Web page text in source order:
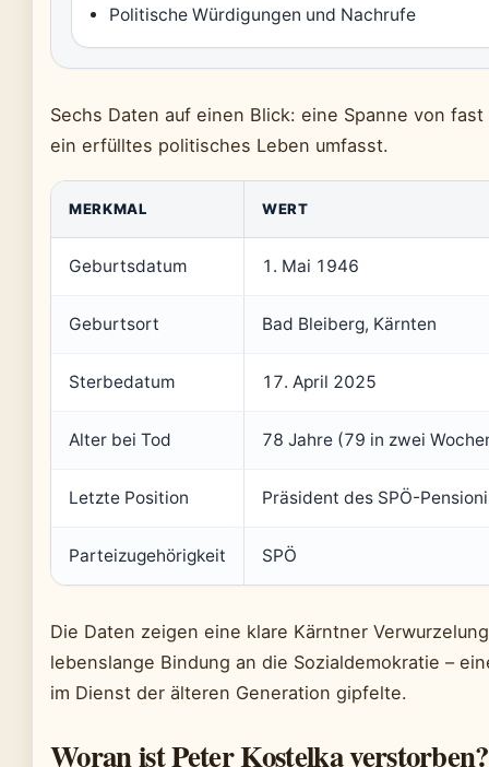
Politische Würdigungen und Nachrufe
Sechs Daten auf einen Blick: eine Spanne von
ein erfülltes politisches Leben umfasst.
MERKMAL WERT
Geburtsdatum 1. Mai 1946
Geburtsort Bad Bleiberg, Kärnten
Sterbedatum 17. April 2025
Alter bei Tod 78 Jahre (79 in zwei
Letzte Position Präsident des SPÖ-
Parteizugehörigkeit SPÖ
Die Daten zeigen eine klare Kärntner
lebenslange Bindung an die Sozialdemokratie –
im Dienst der älteren Generation gipfelte.
Woran ist Peter Kostelka verstorben?